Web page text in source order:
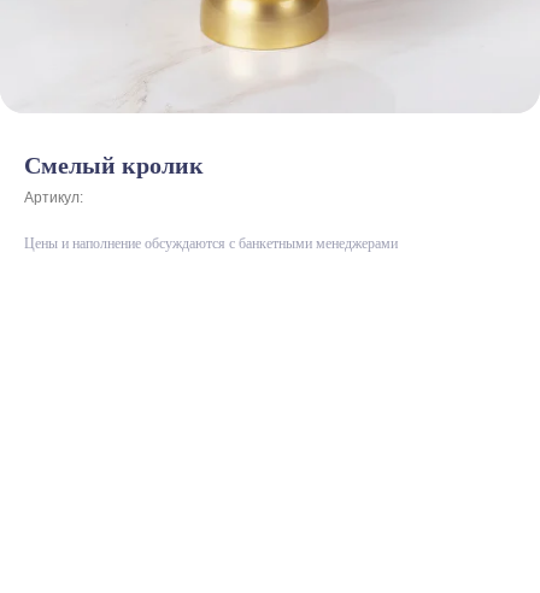
Смелый кролик
Артикул:
Цены и наполнение обсуждаются с банкетными менеджерами